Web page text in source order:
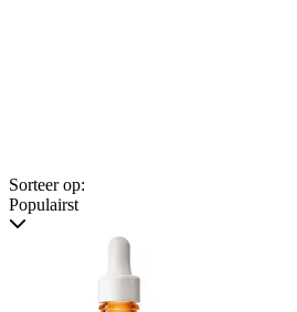
Sorteer op:
Populairst